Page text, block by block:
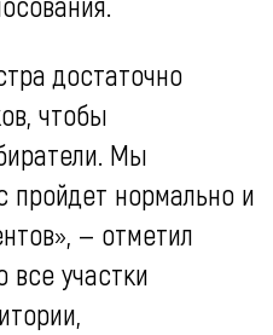
достаточно
чтобы
Мы
пройдет нормально и
— отметил
все участки